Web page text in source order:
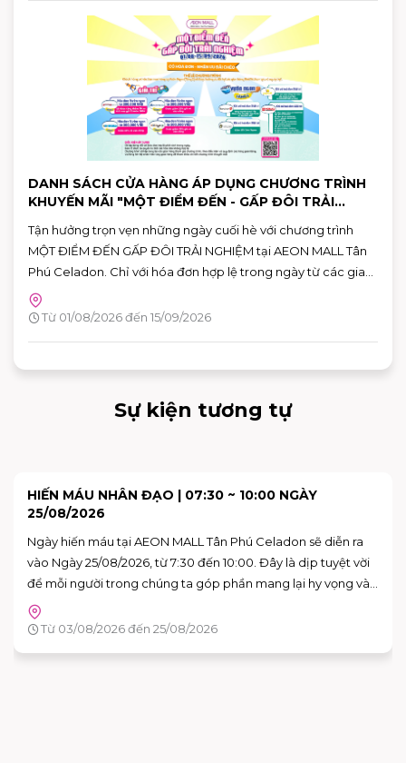
DANH SÁCH CỬA HÀNG ÁP DỤNG CHƯƠNG TRÌNH
KHUYẾN MÃI "MỘT ĐIỂM ĐẾN - GẤP ĐÔI TRẢI
Tận hưởng trọn vẹn những ngày cuối hè với chương trình
MỘT ĐIỂM ĐẾN GẤP ĐÔI TRẢI NGHIỆM tại AEON MALL Tân
Phú Celadon. Chỉ với hóa đơn hợp lệ trong ngày từ các gian
hàng tham gia, khách hàng có thể nhận ưu đãi chéo giữa
khu ẩm thực Vườn Ngon và các gian hàng giải trí, giúp hành
Từ 01/08/2026 đến 15/09/2026
Sự kiện tương tự
SKY: CHILDREN OF THE LIGHT TRẢI NGHIỆM KHÔNG
GIAN NGHỆ THUẬT "VAN GOGH THƯƠNG MẾN"
Bạn đã sẵn sàng để bước vào những bức họa của Van Gogh
chưa?
Từ 15/08/2026 đến 16/08/2026